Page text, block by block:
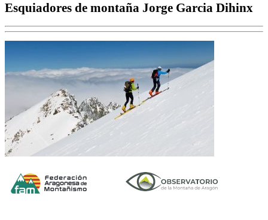
Esquiadores de montaña Jorge Garcia Dihinx